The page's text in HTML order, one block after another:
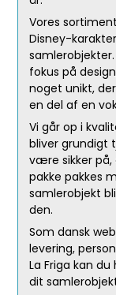
Vores
Disney-
fokus på
noget unikt,
en del af en
Vi går op i
bliver grundigt
være sikker
pakke pakkes
samlerobjekt
den.
Som dansk
levering,
La Friga kan
dit